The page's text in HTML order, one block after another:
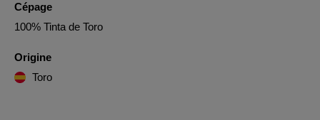
Cépage
100% Tinta de Toro
Origine
Toro